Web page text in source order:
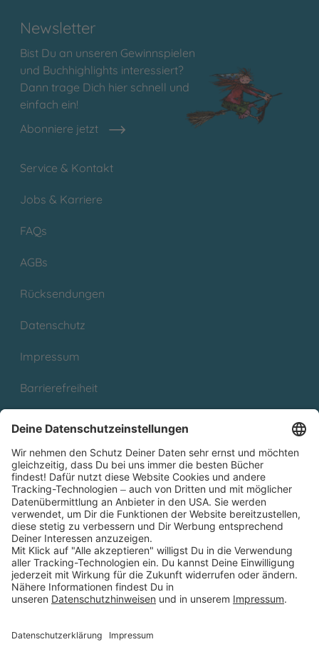
Newsletter
Bist Du an unseren Gewinnspielen
und Buchhighlights interessiert?
Dann trage Dich hier schnell und
einfach ein!
Abonniere jetzt
Service & Kontakt
Jobs & Karriere
FAQs
AGBs
Rücksendungen
Datenschutz
Impressum
Barrierefreiheit
Partnerprogramm (Affiliate)
Folge uns auf
* Versandkostenfrei ab 9,00 € Bestellwert innerhalb
Deutschlands
** Lieferzeit 1-3 Werktage innerhalb Deutschlands
Thienemann-Esslinger Verlag GmbH, Blumenstraße 36, D-70182